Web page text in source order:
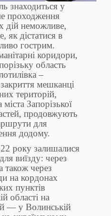
знаходиться у
проходження
дій неможливе,
як дістатися в
гострим.
коридори,
область
–
мешканці
територій,
Запорізької
продовжують
для
додому.
року залишалися
виїзду: через
також через
на кордонах
пунктів
області на
— у Волинській